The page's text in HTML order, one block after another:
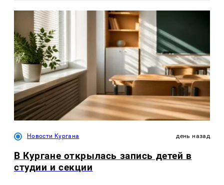
Новости Кургана день назад
В Кургане открылась запись детей в
студии и секции